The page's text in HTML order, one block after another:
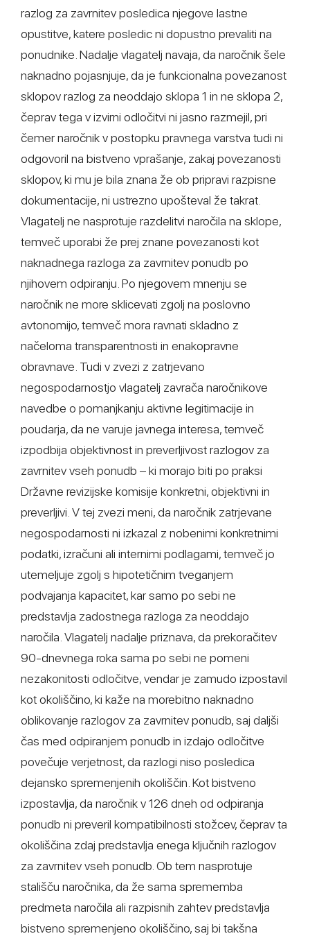
razlog za zavrnitev posledica njegove lastne
opustitve, katere posledic ni dopustno prevaliti na
ponudnike. Nadalje vlagatelj navaja, da naročnik šele
naknadno pojasnjuje, da je funkcionalna povezanost
sklopov razlog za neoddajo sklopa 1 in ne sklopa 2,
čeprav tega v izvirni odločitvi ni jasno razmejil, pri
čemer naročnik v postopku pravnega varstva tudi ni
odgovoril na bistveno vprašanje, zakaj povezanosti
sklopov, ki mu je bila znana že ob pripravi razpisne
dokumentacije, ni ustrezno upošteval že takrat.
Vlagatelj ne nasprotuje razdelitvi naročila na sklope,
temveč uporabi že prej znane povezanosti kot
naknadnega razloga za zavrnitev ponudb po
njihovem odpiranju. Po njegovem mnenju se
naročnik ne more sklicevati zgolj na poslovno
avtonomijo, temveč mora ravnati skladno z
načeloma transparentnosti in enakopravne
obravnave. Tudi v zvezi z zatrjevano
negospodarnostjo vlagatelj zavrača naročnikove
navedbe o pomanjkanju aktivne legitimacije in
poudarja, da ne varuje javnega interesa, temveč
izpodbija objektivnost in preverljivost razlogov za
zavrnitev vseh ponudb – ki morajo biti po praksi
Državne revizijske komisije konkretni, objektivni in
preverljivi. V tej zvezi meni, da naročnik zatrjevane
negospodarnosti ni izkazal z nobenimi konkretnimi
podatki, izračuni ali internimi podlagami, temveč jo
utemeljuje zgolj s hipotetičnim tveganjem
podvajanja kapacitet, kar samo po sebi ne
predstavlja zadostnega razloga za neoddajo
naročila. Vlagatelj nadalje priznava, da prekoračitev
90-dnevnega roka sama po sebi ne pomeni
nezakonitosti odločitve, vendar je zamudo izpostavil
kot okoliščino, ki kaže na morebitno naknadno
oblikovanje razlogov za zavrnitev ponudb, saj daljši
čas med odpiranjem ponudb in izdajo odločitve
povečuje verjetnost, da razlogi niso posledica
dejansko spremenjenih okoliščin. Kot bistveno
izpostavlja, da naročnik v 126 dneh od odpiranja
ponudb ni preveril kompatibilnosti stožcev, čeprav ta
okoliščina zdaj predstavlja enega ključnih razlogov
za zavrnitev vseh ponudb. Ob tem nasprotuje
stališču naročnika, da že sama sprememba
predmeta naročila ali razpisnih zahtev predstavlja
bistveno spremenjeno okoliščino, saj bi takšna